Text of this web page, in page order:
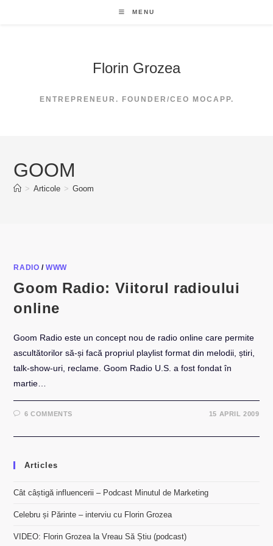
MENU
Florin Grozea
ENTREPRENEUR. FOUNDER/CEO MOCAPP.
GOOM
> Articole > Goom
RADIO /WWW
Goom Radio: Viitorul radioului
online
Goom Radio este un concept nou de radio online care permite
ascultătorilor să-și facă propriul playlist format din melodii, știri,
talk-show-uri, reclame. Goom Radio U.S. a fost fondat în
martie…
6 COMMENTS 15 APRIL 2009
Articles
Cât câștigă influencerii – Podcast Minutul de Marketing
Celebru și Părinte – interviu cu Florin Grozea
VIDEO: Florin Grozea la Vreau Să Știu (podcast)